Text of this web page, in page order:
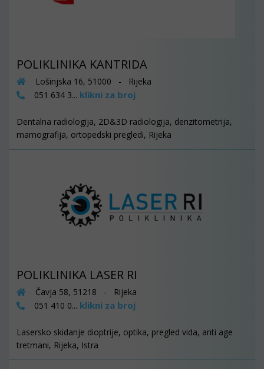
POLIKLINIKA KANTRIDA
Lošinjska 16, 51000 - Rijeka
051 634 3... klikni za broj
Dentalna radiologija, 2D&3D radiologija, denzitometrija,
mamografija, ortopedski pregledi, Rijeka
POLIKLINIKA LASER RI
Čavja 58, 51218 - Rijeka
051 410 0... klikni za broj
Lasersko skidanje dioptrije, optika, pregled vida, anti age
tretmani, Rijeka, Istra